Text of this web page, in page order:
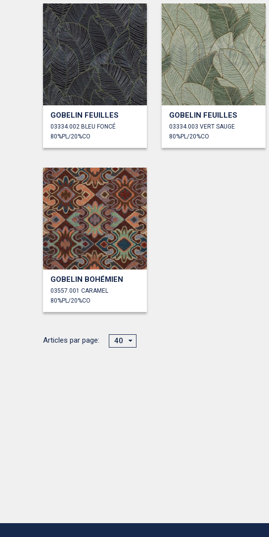
GOBELIN FEUILLES
03334.002 BLEU FONCÉ
80%PL/20%CO
GOBELIN FEUILLES
03334.003 VERT SAUGE
80%PL/20%CO
GOBELIN BOHÉMIEN
03557.001 CARAMEL
80%PL/20%CO
Articles par page: 40